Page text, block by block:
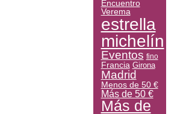
Encuentro
Verema
estrella
michelín
Eventos fino
Francia Girona
Madrid
Menos de 50 €
Más de 50 €
Más de